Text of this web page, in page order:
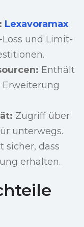
Lexavoramax
und Limit-
Enthält
Zugriff über
unterwegs.
sicher, dass
erhalten.